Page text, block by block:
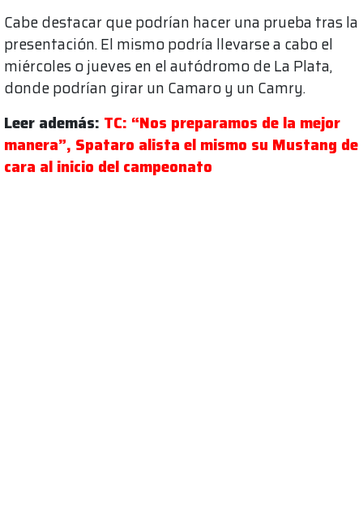
Cabe destacar que podrían hacer una prueba tras la
presentación. El mismo podría llevarse a cabo el
miércoles o jueves en el autódromo de La Plata,
donde podrían girar un Camaro y un Camry.
Leer además: TC: “Nos preparamos de la mejor
manera”, Spataro alista el mismo su Mustang de
cara al inicio del campeonato